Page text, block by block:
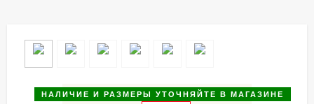
НАЛИЧИЕ И РАЗМЕРЫ УТОЧНЯЙТЕ В МАГАЗИНЕ